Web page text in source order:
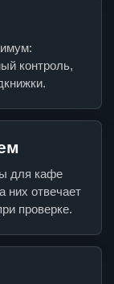
контроль,
для кафе
них отвечает
проверке.